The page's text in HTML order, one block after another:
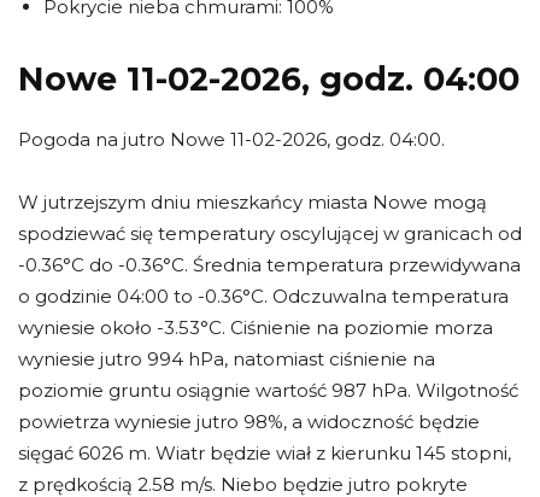
Pokrycie nieba chmurami: 100%
Nowe 11-02-2026, godz. 04:00
Pogoda na jutro Nowe 11-02-2026, godz. 04:00.
W jutrzejszym dniu mieszkańcy miasta Nowe mogą
spodziewać się temperatury oscylującej w granicach od
-0.36°C do -0.36°C. Średnia temperatura przewidywana
o godzinie 04:00 to -0.36°C. Odczuwalna temperatura
wyniesie około -3.53°C. Ciśnienie na poziomie morza
wyniesie jutro 994 hPa, natomiast ciśnienie na
poziomie gruntu osiągnie wartość 987 hPa. Wilgotność
powietrza wyniesie jutro 98%, a widoczność będzie
sięgać 6026 m. Wiatr będzie wiał z kierunku 145 stopni,
z prędkością 2.58 m/s. Niebo będzie jutro pokryte